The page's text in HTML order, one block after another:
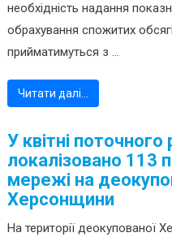
необхідність надання
обрахування спожитих
прийматимуться з ...
Читати далі…
У квітні
локалізовано 113
мережі на
Херсонщини
На території деокупованої